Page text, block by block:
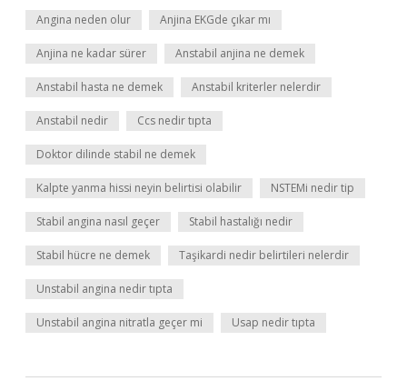
Angina neden olur Anjina EKGde çıkar mı
Anjina ne kadar sürer Anstabil anjina ne demek
Anstabil hasta ne demek Anstabil kriterler nelerdir
Anstabil nedir Ccs nedir tıpta
Doktor dilinde stabil ne demek
Kalpte yanma hissi neyin belirtisi olabilir NSTEMi nedir tip
Stabil angina nasıl geçer Stabil hastalığı nedir
Stabil hücre ne demek Taşikardi nedir belirtileri nelerdir
Unstabil angina nedir tıpta
Unstabil angina nitratla geçer mi Usap nedir tıpta